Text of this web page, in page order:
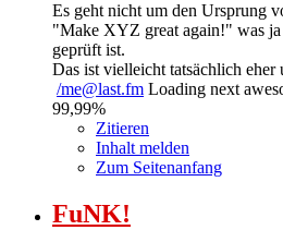
Es geht nicht um den Ursprung
"Make XYZ great again!" was
geprüft ist.
Das ist vielleicht tatsächlich
/me@last.fm Loading next
99,99%
Zitieren
Inhalt melden
Zum Seitenanfang
FuNK!